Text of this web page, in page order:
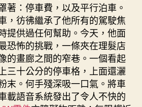
著：停車費，以及平行泊車。
，彷彿繼承了他所有的駕駛焦
提供過任何幫助。今天，他面
恐怖的挑戰，一條夾在理髮店
的畫廊之間的窄巷。一個看起
三十公分的停車格，上面還灑
末。何手殘深吸一口氣。將車
載語音系統發出了令人不快的